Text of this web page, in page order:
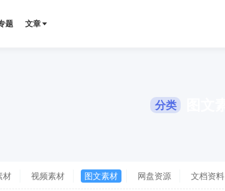
题 文章
分类
材 视频素材 图文素材 网盘资源 文档资料